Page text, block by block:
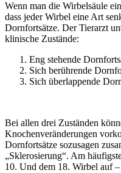
Wenn man die Wirbelsäule
dass jeder Wirbel eine Art
Dornfortsätze. Der Tierarzt
klinische Zustände:
Eng stehende
Sich berührende
Sich überlappende
Bei allen drei Zuständen
Knochenveränderungen
Dornfortsätze sozusagen
„Sklerosierung“. Am
10. Und dem 18. Wirbel auf